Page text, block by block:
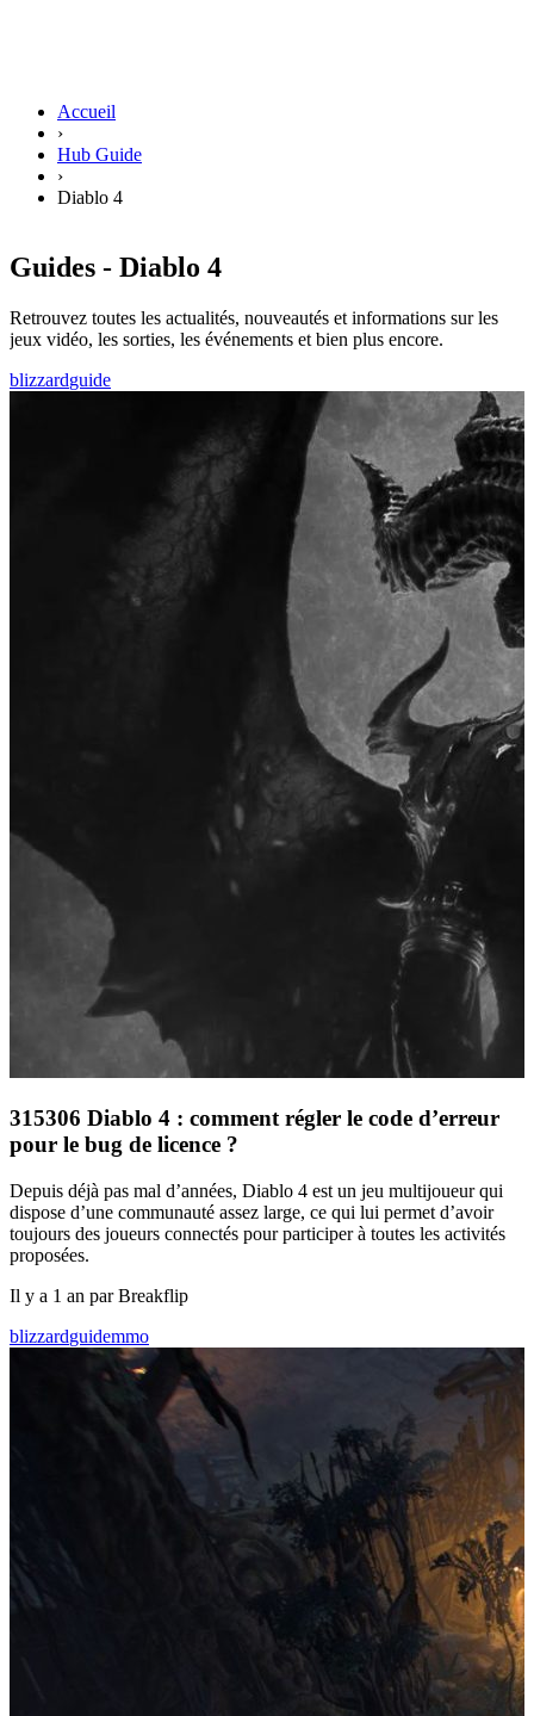
Accueil
›
Hub Guide
›
Diablo 4
Guides - Diablo 4
Retrouvez toutes les actualités, nouveautés et informations sur les
jeux vidéo, les sorties, les événements et bien plus encore.
blizzardguide
315306 Diablo 4 : comment régler le code d’erreur
pour le bug de licence ?
Depuis déjà pas mal d’années, Diablo 4 est un jeu multijoueur qui
dispose d’une communauté assez large, ce qui lui permet d’avoir
toujours des joueurs connectés pour participer à toutes les activités
proposées.
Il y a 1 an par Breakflip
blizzardguidemmo